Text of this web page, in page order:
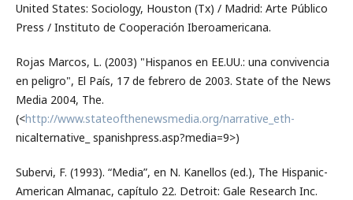
United States: Sociology, Houston (Tx) / Madrid: Arte Público
Press / Instituto de Cooperación Iberoamericana.
Rojas Marcos, L. (2003) "Hispanos en EE.UU.: una convivencia
en peligro", El País, 17 de febrero de 2003. State of the News
Media 2004, The.
(<http://www.stateofthenewsmedia.org/narrative_eth-
nicalternative_ spanishpress.asp?media=9>)
Subervi, F. (1993). “Media”, en N. Kanellos (ed.), The Hispanic-
American Almanac, capítulo 22. Detroit: Gale Research Inc.